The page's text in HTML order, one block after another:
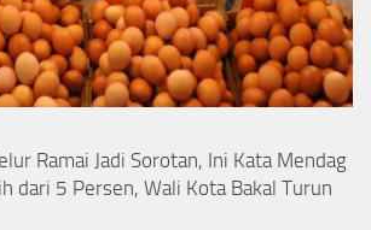
Ramai Jadi Sorotan, Ini Kata Mendag
dari 5 Persen, Wali Kota Bakal Turun